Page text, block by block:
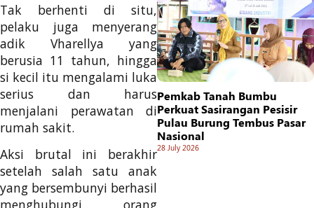
Tak berhenti di situ,
pelaku juga menyerang
adik Vharellya yang
berusia 11 tahun, hingga
si kecil itu mengalami luka
serius dan harus
menjalani perawatan di
rumah sakit.
Aksi brutal ini berakhir
setelah salah satu anak
yang bersembunyi berhasil
menghubungi orang
Pemkab Tanah Bumbu
Perkuat Sasirangan Pesisir
Pulau Burung Tembus Pasar
Nasional
28 July 2026